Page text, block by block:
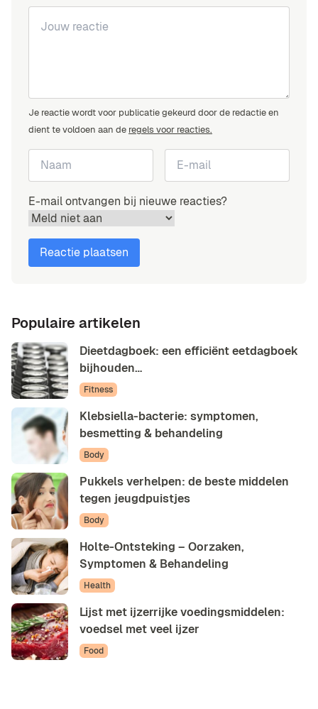
Je reactie wordt voor publicatie gekeurd door de redactie en
dient te voldoen aan de regels voor reacties.
E-mail ontvangen bij nieuwe reacties?
Populaire artikelen
Dieetdagboek: een efficiënt eetdagboek
bijhouden…
Fitness
Klebsiella-bacterie: symptomen,
besmetting & behandeling
Body
Pukkels verhelpen: de beste middelen
tegen jeugdpuistjes
Body
Holte-Ontsteking – Oorzaken,
Symptomen & Behandeling
Health
Lijst met ijzerrijke voedingsmiddelen:
voedsel met veel ijzer
Food